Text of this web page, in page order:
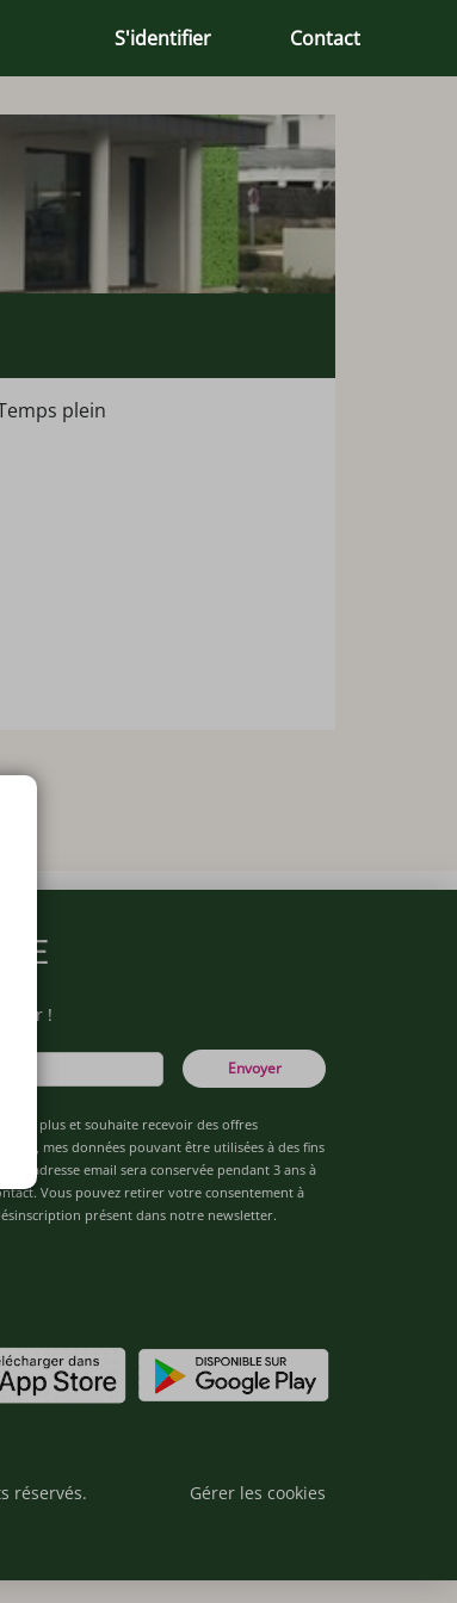
S'identifier Contact
plein
!
Envoyer
ou plus et souhaite recevoir des offres
mes données pouvant être utilisées à des fins
adresse email sera conservée pendant 3 ans à
Vous pouvez retirer votre consentement à
présent dans notre newsletter.
réservés. Gérer les cookies